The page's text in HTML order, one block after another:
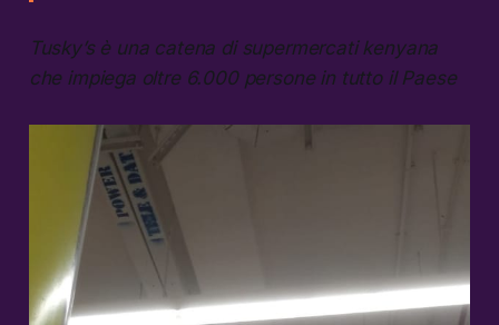
Tusky’s è una catena di supermercati kenyana
che impiega oltre 6.000 persone in tutto il Paese